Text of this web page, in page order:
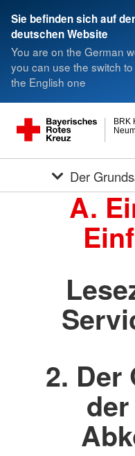
Sie befinden sich auf der
deutschen Website
You are on the German
you can use the switch
the English one
BRK
Der
A.
2. Der